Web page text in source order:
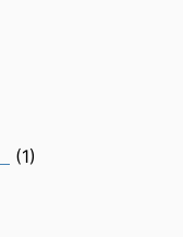
(1)